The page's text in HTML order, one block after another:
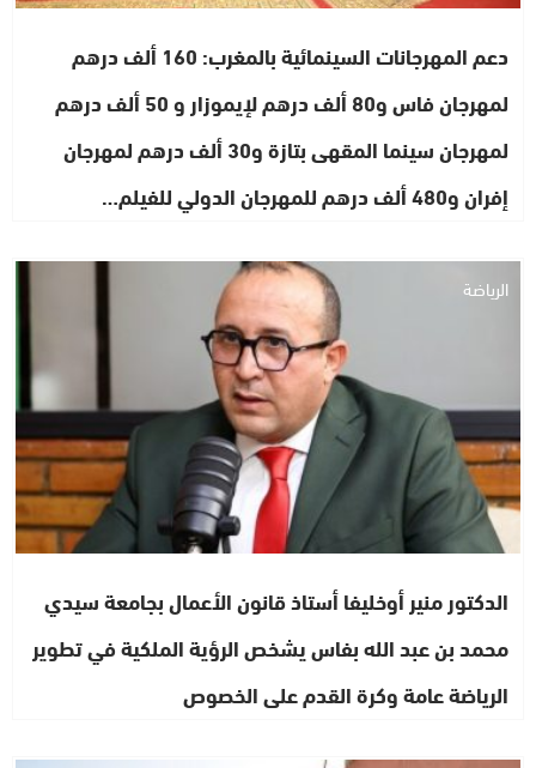
دعم المهرجانات السينمائية بالمغرب: 160 ألف درهم
لمهرجان فاس و80 ألف درهم لإيموزار و 50 ألف درهم
لمهرجان سينما المقهى بتازة و30 ألف درهم لمهرجان
إفران و480 ألف درهم للمهرجان الدولي للفيلم…
الرياضة
الدكتور منير أوخليفا أستاذ قانون الأعمال بجامعة سيدي
محمد بن عبد الله بفاس يشخص الرؤية الملكية في تطوير
الرياضة عامة وكرة القدم على الخصوص